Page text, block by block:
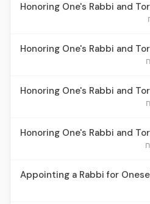
Honoring One's Rabbi and
Honoring One's Rabbi and
Honoring One's Rabbi and
Honoring One's Rabbi and
Appointing a Rabbi for